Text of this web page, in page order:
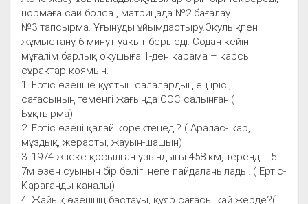
нормаға сай болса , матрицада №2 бағалау
№3 тапсырма. Ұғынуды ұйымдастыру.Оқулықпен
жұмыстану 6 минут уақыт беріледі. Содан кейін
мұғалім барлық оқушыға 1-ден қарама – қарсы
сұрақтар қоямын.
1. Ертіс өзеніне құятын салалардың ең ірісі,
сағасының төменгі жағында СЭС салынған.(
Бұқтырма)
2. Ертіс өзені қалай қоректенеді? ( Аралас- қар,
мұздық, жерасты, жауын-шашын)
3. 1974 ж іске қосылған ұзындығы 458 км, тереңдігі 5-
7м өзен суының бір бөлігі неге пайдаланылады. ( Ертіс-
Қарағанды каналы)
4. Жайық өзенінің бастауы, құяр сағасы қай жерде?(